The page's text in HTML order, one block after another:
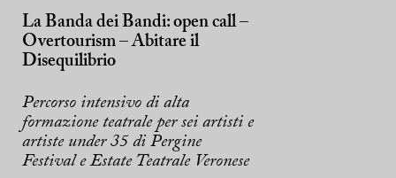
La Banda dei Bandi: open call –
Overtourism – Abitare il
Disequilibrio
Percorso intensivo di alta
formazione teatrale per sei artisti e
artiste under 35 di Pergine
Festival e Estate Teatrale Veronese